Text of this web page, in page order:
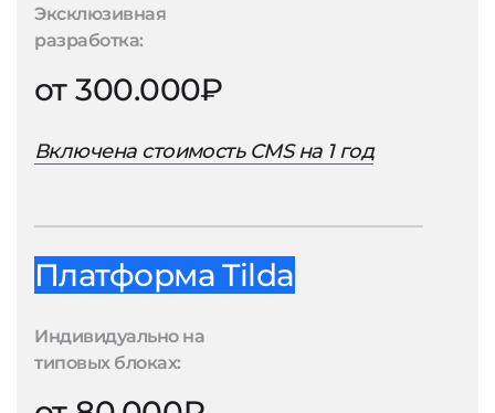
Эксклюзивная
разработка:
от 300.000₽
Включена стоимость CMS на 1 год
Платформа Tilda
Индивидуально на
типовых блоках: